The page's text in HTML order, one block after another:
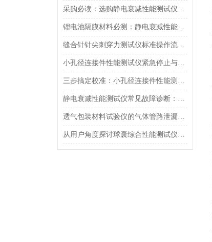
采购必读：选购静电衰减性能测试仪的5个核心参数与避坑指南
锂电池隔膜材料必测：静电衰减性能测试仪的操作难点突破
缝合针针尖刺穿力测试仪标准操作流程（SOP）及实验员培训要点
小孔径连接件性能测试仪紧急停止与异常状态下的安全复位操作
三步搞定校准：小孔径连接件性能测试仪的每日开机自检流程详解
静电衰减性能测试仪常见故障诊断：充电不稳定与电位漂移排查
透气包装材料试验仪的气体管路泄漏防护与废气排放系统详解
从用户角度探讨球囊综合性能测试仪的故障问题